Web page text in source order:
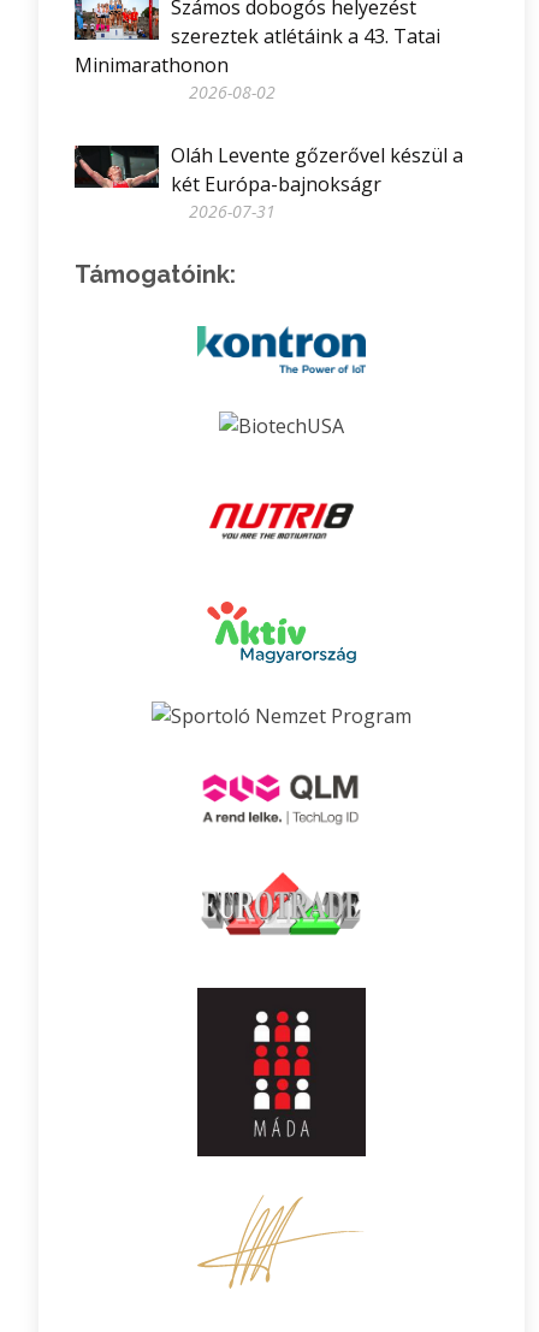
Számos dobogós helyezést
szereztek atlétáink a 43. Tatai
Minimarathonon
2026-08-02
Oláh Levente gőzerővel készül a
két Európa-bajnokságr
2026-07-31
Támogatóink: